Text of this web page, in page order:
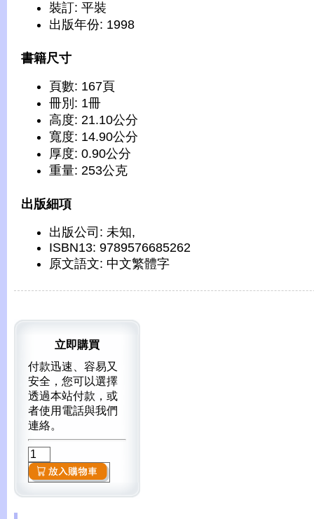
裝訂: 平裝
出版年份: 1998
書籍尺寸
頁數: 167頁
冊別: 1冊
高度: 21.10公分
寬度: 14.90公分
厚度: 0.90公分
重量: 253公克
出版細項
出版公司: 未知,
ISBN13: 9789576685262
原文語文: 中文繁體字
立即購買
付款迅速、容易又
安全，您可以選擇
透過本站付款，或
者使用電話與我們
連絡。